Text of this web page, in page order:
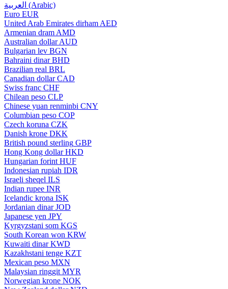
العربية (Arabic)
Euro EUR
United Arab Emirates dirham AED
Armenian dram AMD
Australian dollar AUD
Bulgarian lev BGN
Bahraini dinar BHD
Brazilian real BRL
Canadian dollar CAD
Swiss franc CHF
Chilean peso CLP
Chinese yuan renminbi CNY
Columbian peso COP
Czech koruna CZK
Danish krone DKK
British pound sterling GBP
Hong Kong dollar HKD
Hungarian forint HUF
Indonesian rupiah IDR
Israeli sheqel ILS
Indian rupee INR
Icelandic krona ISK
Jordanian dinar JOD
Japanese yen JPY
Kyrgyzstani som KGS
South Korean won KRW
Kuwaiti dinar KWD
Kazakhstani tenge KZT
Mexican peso MXN
Malaysian ringgit MYR
Norwegian krone NOK